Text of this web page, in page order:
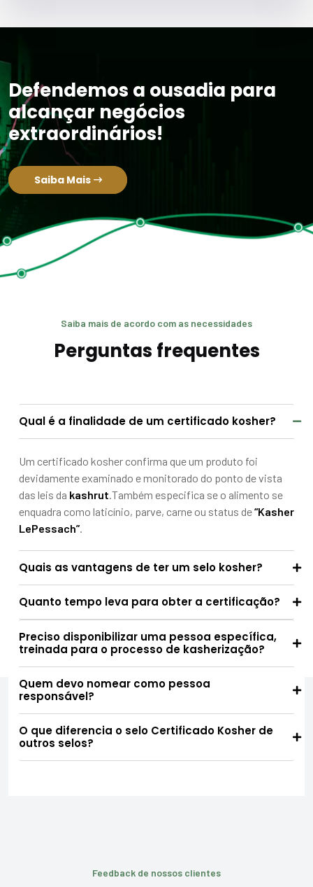
Defendemos a ousadia para
alcançar negócios
extraordinários!
Saiba Mais
Saiba mais de acordo com as necessidades
Perguntas frequentes
Qual é a finalidade de um certificado kosher?
Um certificado kosher confirma que um produto foi
devidamente examinado e monitorado do ponto de vista
das leis da kashrut.Também especifica se o alimento se
enquadra como laticínio, parve, carne ou status de“Kasher
LePessach”.
Quais as vantagens de ter um selo kosher?
Quanto tempo leva para obter a certificação?
Preciso disponibilizar uma pessoa específica,
treinada para o processo de kasherização?
Quem devo nomear como pessoa
responsável?
O que diferencia o selo Certificado Kosher de
outros selos?
Feedback de nossos clientes